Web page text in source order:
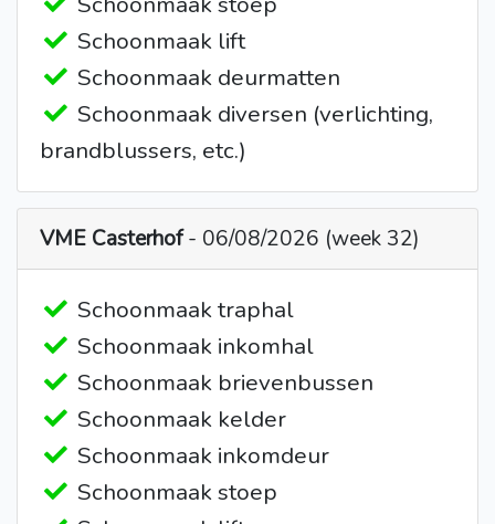
Schoonmaak lift
Schoonmaak deurmatten
Schoonmaak diversen (verlichting,
brandblussers, etc.)
VME Casterhof- 06/08/2026 (week 32)
Schoonmaak traphal
Schoonmaak inkomhal
Schoonmaak brievenbussen
Schoonmaak kelder
Schoonmaak inkomdeur
Schoonmaak stoep